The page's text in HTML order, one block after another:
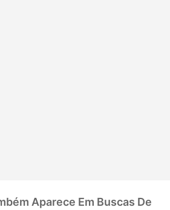
Aparece Em Buscas De